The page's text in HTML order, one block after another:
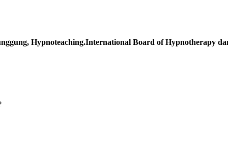
Hypnoteaching.International Board of Hypnotherapy